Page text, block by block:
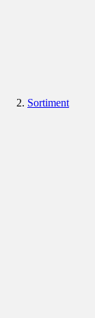
Sortiment